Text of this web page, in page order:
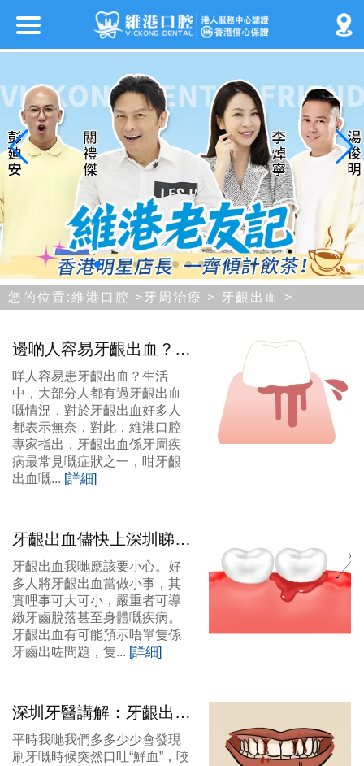
您的位置:維港口腔 > 牙周治療 > 牙齦出血 >
邊啲人容易牙齦出血？深
圳牙齦出血治療介紹
咩人容易患牙齦出血？生活
中，大部分人都有過牙齦出血
嘅情況，對於牙齦出血好多人
都表示無奈，對此，維港口腔
專家指出，牙齦出血係牙周疾
病最常見嘅症狀之一，咁牙齦
出血嘅... [詳細]
牙齦出血儘快上深圳睇
牙，避免牙周病病情加重
牙齦出血我哋應該要小心。好
多人將牙齦出血當做小事，其
實哩事可大可小，嚴重者可導
緻牙齒脫落甚至身體嘅疾病。
牙齦出血有可能預示唔單隻係
牙齒出咗問題，隻... [詳細]
深圳牙醫講解：牙齦出血
亦都係病，如果牙齒開始
松咗就大禍啦！
平時我哋我們多多少少會發現
刷牙嘅時候突然口吐“鮮血”，咬